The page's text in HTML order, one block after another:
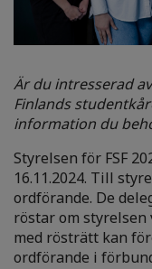
Är du intresserad
Finlands
information du
Styrelsen för FSF
16.11.2024. Till
ordförande. De
röstar om
med rösträtt kan
ordförande i